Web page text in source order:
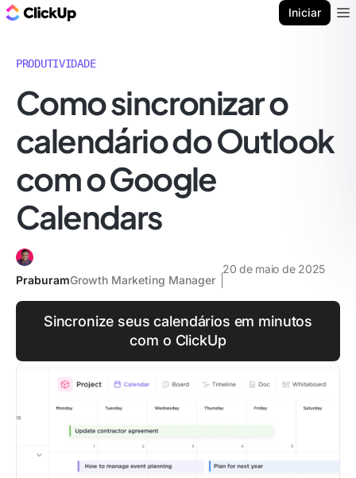
Iniciar
PRODUTIVIDADE
Como sincronizar o
calendário do Outlook
com o Google
Calendars
PraburamGrowth Marketing Manager
20 de maio de 2025
Sincronize seus calendários em minutos
com o ClickUp